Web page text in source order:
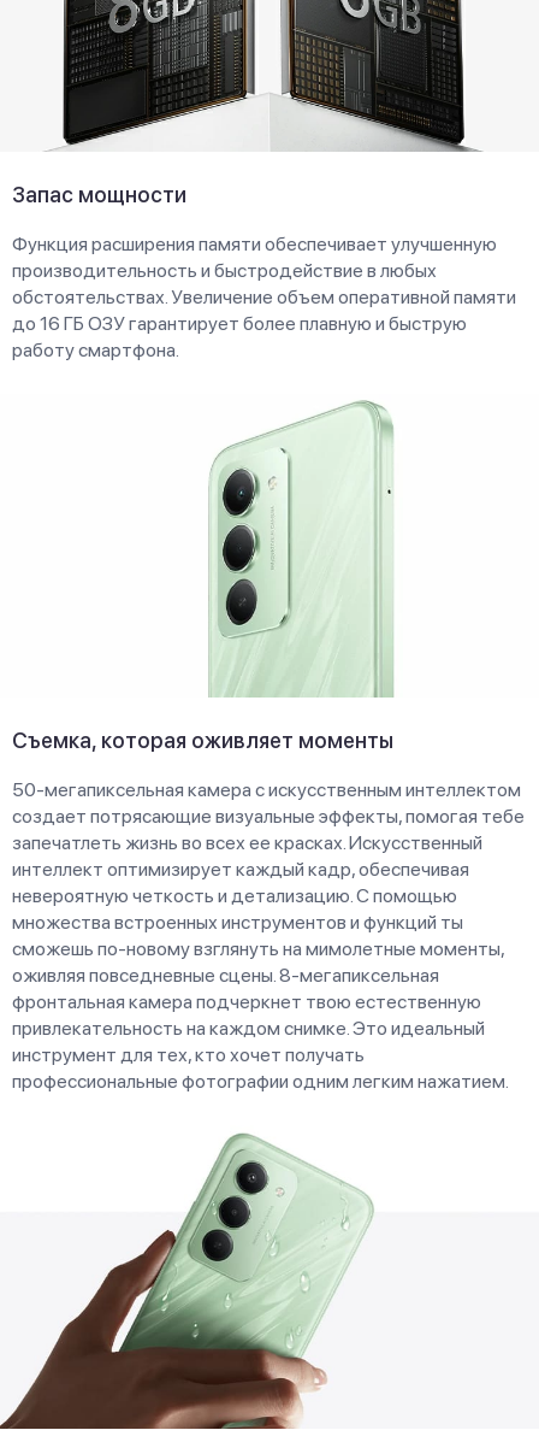
Запас мощности
Функция расширения памяти обеспечивает улучшенную
производительность и быстродействие в любых
обстоятельствах. Увеличение объем оперативной памяти
до 16 ГБ ОЗУ гарантирует более плавную и быструю
работу смартфона.
Съемка, которая оживляет моменты
50-мегапиксельная камера с искусственным интеллектом
создает потрясающие визуальные эффекты, помогая тебе
запечатлеть жизнь во всех ее красках. Искусственный
интеллект оптимизирует каждый кадр, обеспечивая
невероятную четкость и детализацию. С помощью
множества встроенных инструментов и функций ты
сможешь по-новому взглянуть на мимолетные моменты,
оживляя повседневные сцены. 8-мегапиксельная
фронтальная камера подчеркнет твою естественную
привлекательность на каждом снимке. Это идеальный
инструмент для тех, кто хочет получать
профессиональные фотографии одним легким нажатием.